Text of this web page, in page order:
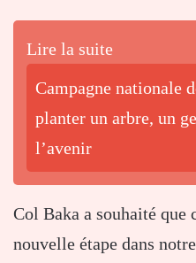
Lire la suite
Campagne nationale
planter un arbre, un
l’avenir
Col Baka a souhaité que
nouvelle étape dans